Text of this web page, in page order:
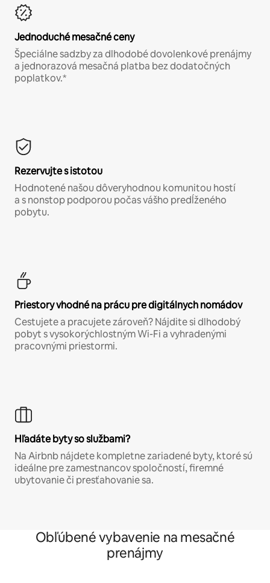
Jednoduché mesačné ceny
Špeciálne sadzby za dlhodobé dovolenkové prenájmy
a jednorazová mesačná platba bez dodatočných
poplatkov.*
Rezervujte s istotou
Hodnotené našou dôveryhodnou komunitou hostí
a s nonstop podporou počas vášho predĺženého
pobytu.
Priestory vhodné na prácu pre digitálnych nomádov
Cestujete a pracujete zároveň? Nájdite si dlhodobý
pobyt s vysokorýchlostným Wi-Fi a vyhradenými
pracovnými priestormi.
Hľadáte byty so službami?
Na Airbnb nájdete kompletne zariadené byty, ktoré sú
ideálne pre zamestnancov spoločností, firemné
ubytovanie či presťahovanie sa.
Obľúbené vybavenie na mesačné
prenájmy